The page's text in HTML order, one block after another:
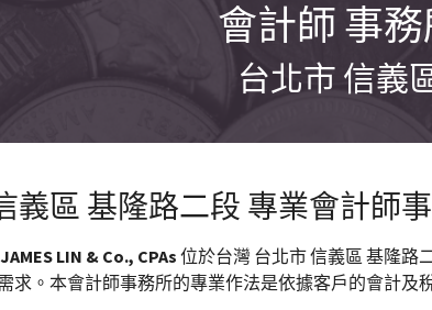
會計師 事
台北市 信義
義區 基隆路二段 專業會計師
LIN & Co., CPAs 位於台灣 台北市 信義區 基隆路
求。本會計師事務所的專業作法是依據客戶的會計及